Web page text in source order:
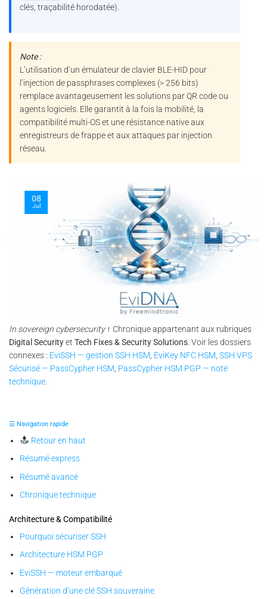
clés, traçabilité horodatée).
Note :
L’utilisation d’un émulateur de clavier BLE-HID pour
l’injection de passphrases complexes (> 256 bits)
remplace avantageusement les solutions par QR code ou
agents logiciels. Elle garantit à la fois la mobilité, la
compatibilité multi-OS et une résistance native aux
enregistreurs de frappe et aux attaques par injection
réseau.
In sovereign cybersecurity↑ Chronique appartenant aux rubriques
Digital Securityet Tech Fixes & Security Solutions . Voir les dossiers
connexes : EviSSH — gestion SSH HSM EviKey NFC HSM SSH VPS
Sécurisé — PassCypher HSM PassCypher HSM PGP — note
technique
☰ Navigation rapide
Retour en haut
Résumé express
Résumé avancé
Chronique technique
Architecture & Compatibilité
Pourquoi sécuriser SSH
Architecture HSM PGP
EviSSH — moteur embarqué
Génération d’une clé SSH souveraine